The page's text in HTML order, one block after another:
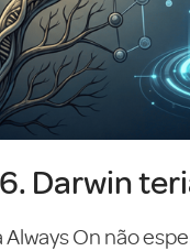
Darwin
Always On não